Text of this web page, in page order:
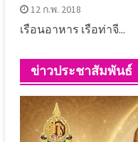
12 ก.พ. 2018
เรือนอาหาร เรือท่าจี...
ข่าวประชาสัมพันธ์